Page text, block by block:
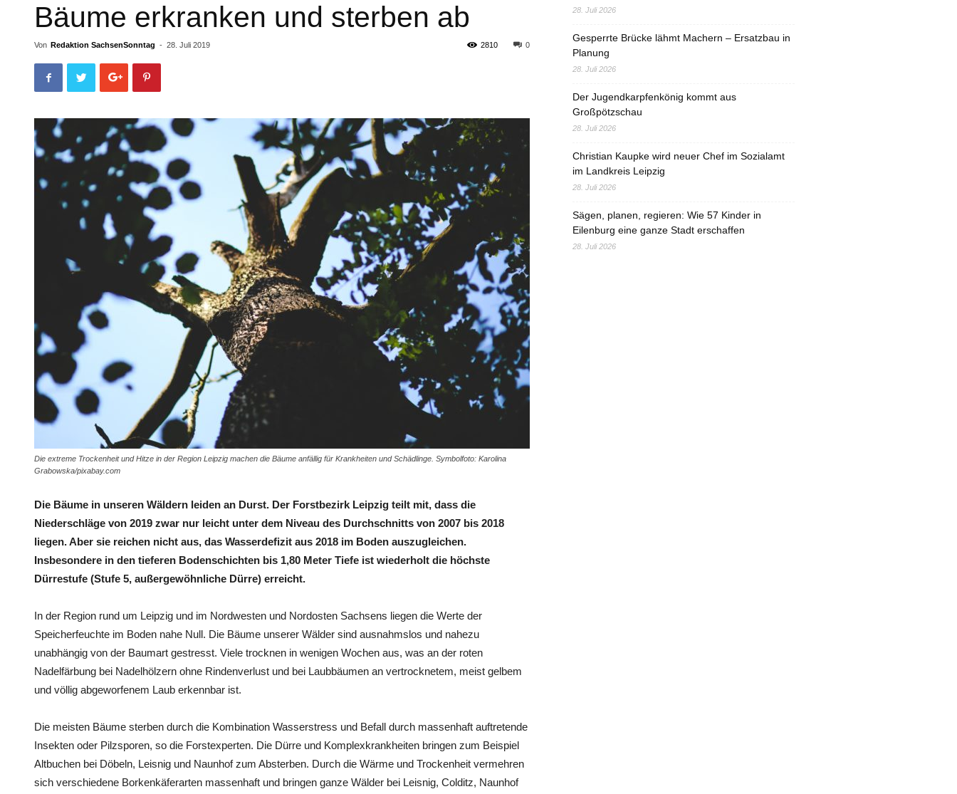
Bäume erkranken und sterben ab
Von Redaktion SachsenSonntag - 28. Juli 2019 0
2810
Die extreme Trockenheit und Hitze in der Region Leipzig machen die Bäume anfällig für Krankheiten und Schädlinge. Symbolfoto: Karolina
Grabowska/pixabay.com
Die Bäume in unseren Wäldern leiden an Durst. Der Forstbezirk Leipzig teilt mit, dass die
Niederschläge von 2019 zwar nur leicht unter dem Niveau des Durchschnitts von 2007 bis 2018
liegen. Aber sie reichen nicht aus, das Wasserdefizit aus 2018 im Boden auszugleichen.
Insbesondere in den tieferen Bodenschichten bis 1,80 Meter Tiefe ist wiederholt die höchste
Dürrestufe (Stufe 5, außergewöhnliche Dürre) erreicht.
In der Region rund um Leipzig und im Nordwesten und Nordosten Sachsens liegen die Werte der
Speicherfeuchte im Boden nahe Null. Die Bäume unserer Wälder sind ausnahmslos und nahezu
unabhängig von der Baumart gestresst. Viele trocknen in wenigen Wochen aus, was an der roten
Nadelfärbung bei Nadelhölzern ohne Rindenverlust und bei Laubbäumen an vertrocknetem, meist gelbem
und völlig abgeworfenem Laub erkennbar ist.
Die meisten Bäume sterben durch die Kombination Wasserstress und Befall durch massenhaft auftretende
Insekten oder Pilzsporen, so die Forstexperten. Die Dürre und Komplexkrankheiten bringen zum Beispiel
Altbuchen bei Döbeln, Leisnig und Naunhof zum Absterben. Durch die Wärme und Trockenheit vermehren
sich verschiedene Borkenkäferarten massenhaft und bringen ganze Wälder bei Leisnig, Colditz, Naunhof
28. Juli 2026
Gesperrte Brücke lähmt Machern – Ersatzbau in
Planung
28. Juli 2026
Der Jugendkarpfenkönig kommt aus
Großpötzschau
28. Juli 2026
Christian Kaupke wird neuer Chef im Sozialamt
im Landkreis Leipzig
28. Juli 2026
Sägen, planen, regieren: Wie 57 Kinder in
Eilenburg eine ganze Stadt erschaffen
28. Juli 2026